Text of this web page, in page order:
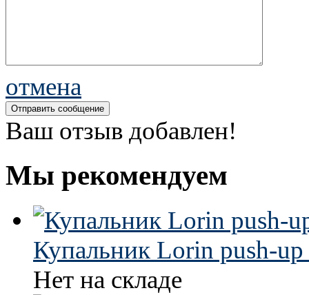
отмена
Ваш отзыв добавлен!
Мы рекомендуем
Купальник Lorin push-
Нет на складе